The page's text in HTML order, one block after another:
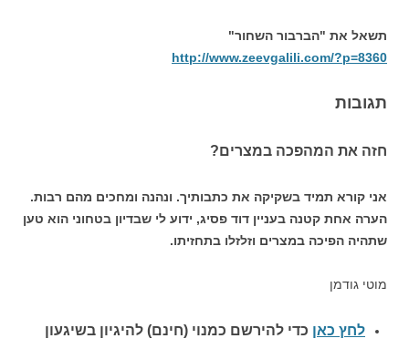
תשאל את "הברבור השחור"
http://www.zeevgalili.com/?p=8360
תגובות
חזה את המהפכה במצרים?
אני קורא תמיד בשקיקה את כתבותיך. ונהנה ומחכים מהם רבות.
הערה אחת קטנה בעניין דוד פסיג, ידוע לי שבדיון בטחוני הוא טען
שתהיה הפיכה במצרים וזלזלו בתחזיתו.
מוטי גודמן
לחץ כאן כדי להירשם כמנוי (חינם) להיגיון בשיגעון